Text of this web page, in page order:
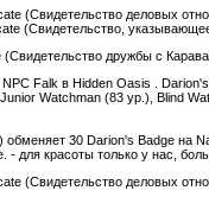
(Свидетельство деловых
(Свидетельство,
дружбы с
Falk в Hidden Oasis .
Watchman (83 ур.), Blind
обменяет 30 Darion's Badge на
- для красоты только у нас,
(Свидетельство деловых